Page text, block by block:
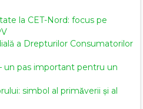
la CET-Nord: focus pe
a Drepturilor Consumatorilor
un pas important pentru un
simbol al primăverii și al